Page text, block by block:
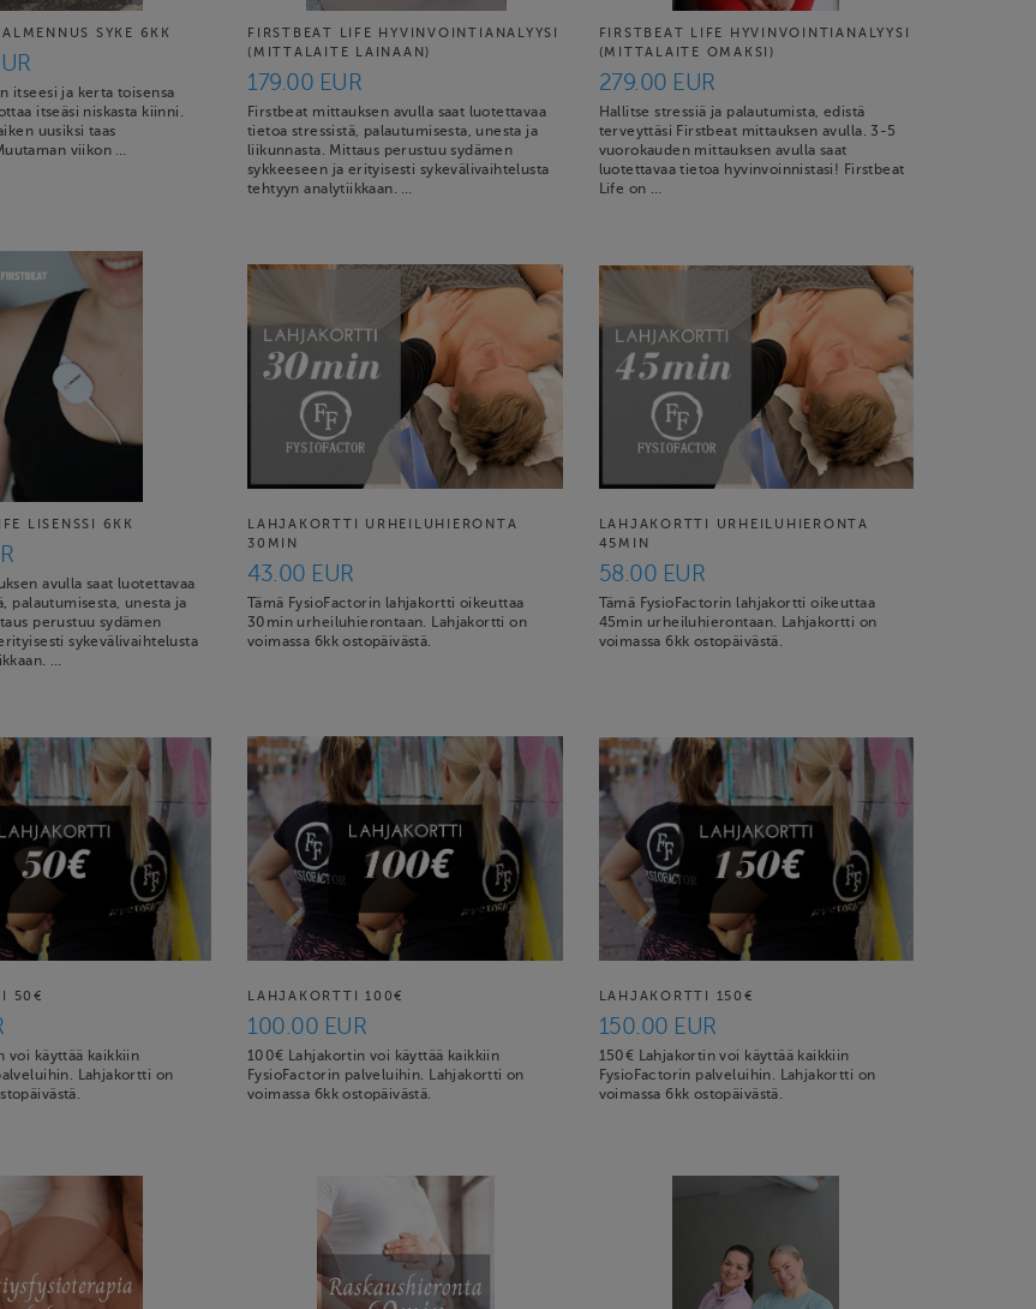
SYKE 6KK
itseesi ja kerta toisensa
itseäsi niskasta kiinni.
uusiksi taas
viikon …
FIRSTBEAT LIFE HYVINVOINTIANALYYSI
(MITTALAITE LAINAAN)
179.00 EUR
Firstbeat mittauksen avulla saat luotettavaa
tietoa stressistä, palautumisesta, unesta ja
liikunnasta. Mittaus perustuu sydämen
sykkeeseen ja erityisesti sykevälivaihtelusta
tehtyyn analytiikkaan. …
FIRSTBEAT LIFE HYVINVOINTIANALYYSI
(MITTALAITE OMAKSI)
279.00 EUR
Hallitse stressiä ja palautumista, edistä
terveyttäsi Firstbeat mittauksen avulla. 3-5
vuorokauden mittauksen avulla saat
luotettavaa tietoa hyvinvoinnistasi! Firstbeat
Life on …
LISENSSI 6KK
avulla saat luotettavaa
palautumisesta, unesta ja
perustuu sydämen
sykevälivaihtelusta
…
LAHJAKORTTI URHEILUHIERONTA
30MIN
43.00 EUR
Tämä FysioFactorin lahjakortti oikeuttaa
30min urheiluhierontaan. Lahjakortti on
voimassa 6kk ostopäivästä.
LAHJAKORTTI URHEILUHIERONTA
45MIN
58.00 EUR
Tämä FysioFactorin lahjakortti oikeuttaa
45min urheiluhierontaan. Lahjakortti on
voimassa 6kk ostopäivästä.
50€
voi käyttää kaikkiin
Lahjakortti on
LAHJAKORTTI 100€
100.00 EUR
100€ Lahjakortin voi käyttää kaikkiin
FysioFactorin palveluihin. Lahjakortti on
voimassa 6kk ostopäivästä.
LAHJAKORTTI 150€
150.00 EUR
150€ Lahjakortin voi käyttää kaikkiin
FysioFactorin palveluihin. Lahjakortti on
voimassa 6kk ostopäivästä.